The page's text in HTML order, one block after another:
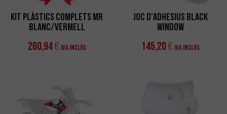
Kit Plàstics Complets MR
Blanc/Vermell
260,94€ IVA Inclòs
Joc d'Adhesius Black
Window
145,20€ IVA Inclòs